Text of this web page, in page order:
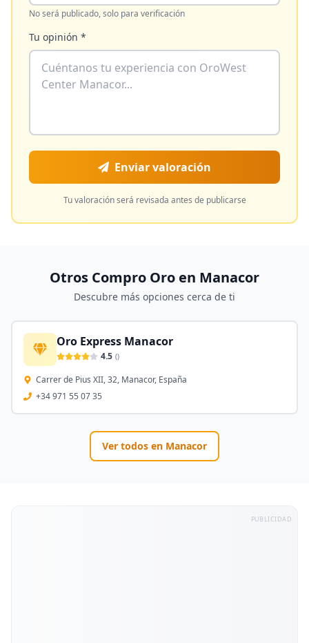
No será publicado, solo para verificación
Tu opinión *
Enviar valoración
Tu valoración será revisada antes de publicarse
Otros Compro Oro en Manacor
Descubre más opciones cerca de ti
Oro Express Manacor
4.5 ()
Carrer de Pius XII, 32, Manacor, España
+34 971 55 07 35
Ver todos en Manacor
PUBLICIDAD